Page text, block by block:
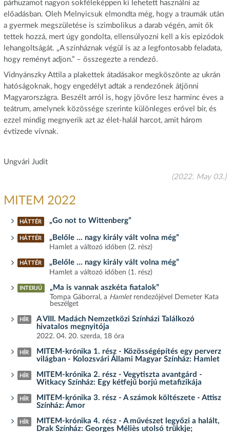
párhuzamot nagyon sokféleképpen ki lehetett használni az
előadásban. Oleh Melnyicsuk elmondta még, hogy a traumák után
a gyermek megszületése is szimbolikus a darab végén, amit ők
tettek hozzá, mert úgy gondolta, ellensúlyozni kell a kis epizódok
lehangoltságát. „A színháznak végül is az a legfontosabb feladata,
hogy reményt adjon.” – összegezte a rendező.
Vidnyánszky Attila a plakettek átadásakor megköszönte az ukrán
hatóságoknak, hogy engedélyt adtak a rendezőnek átjönni
Magyarországra. Beszélt arról is, hogy jövőre lesz harminc éves a
teátrum, amelynek közössége szerinte különleges erővel bír, és
ezzel mindig megnyerik azt az élet-halál harcot, amit három
évtizede vívnak.
Ungvári Judit
(2022. May 03.)
MITEM 2022
HÁTTÉR „Go not to Wittenberg”
HÁTTÉR „Belőle … nagy király vált volna még”
Hamlet a változó időben (2. rész)
HÁTTÉR „Belőle … nagy király vált volna még”
Hamlet a változó időben (1. rész)
INTERJÚ „Ma is vannak aszkéta fiatalok”
Tompa Gáborral, a Hamletrendezőjével Demeter Kata
beszélget
HÍR
A VIII. Madách Nemzetközi Színházi Találkozó
hivatalos megnyitója
2022. 04. 20. szerda, 18 óra
HÍR
MITEM-krónika 1. rész - Közösségépítés egy perverz
világban - Kolozsvári Állami Magyar Színház: Hamlet
HÍR
MITEM-krónika 2. rész - Vegytiszta avantgárd -
Witkacy Színház: Egy kétfejű borjú metafizikája
HÍR
MITEM-krónika 3. rész - A számok költészete - Attisz
Színház: Ámor
HÍR
MITEM-krónika 4. rész - A művészet legyőzi a halált,
Drak Színház: Georges Méliès utolsó trükkje;